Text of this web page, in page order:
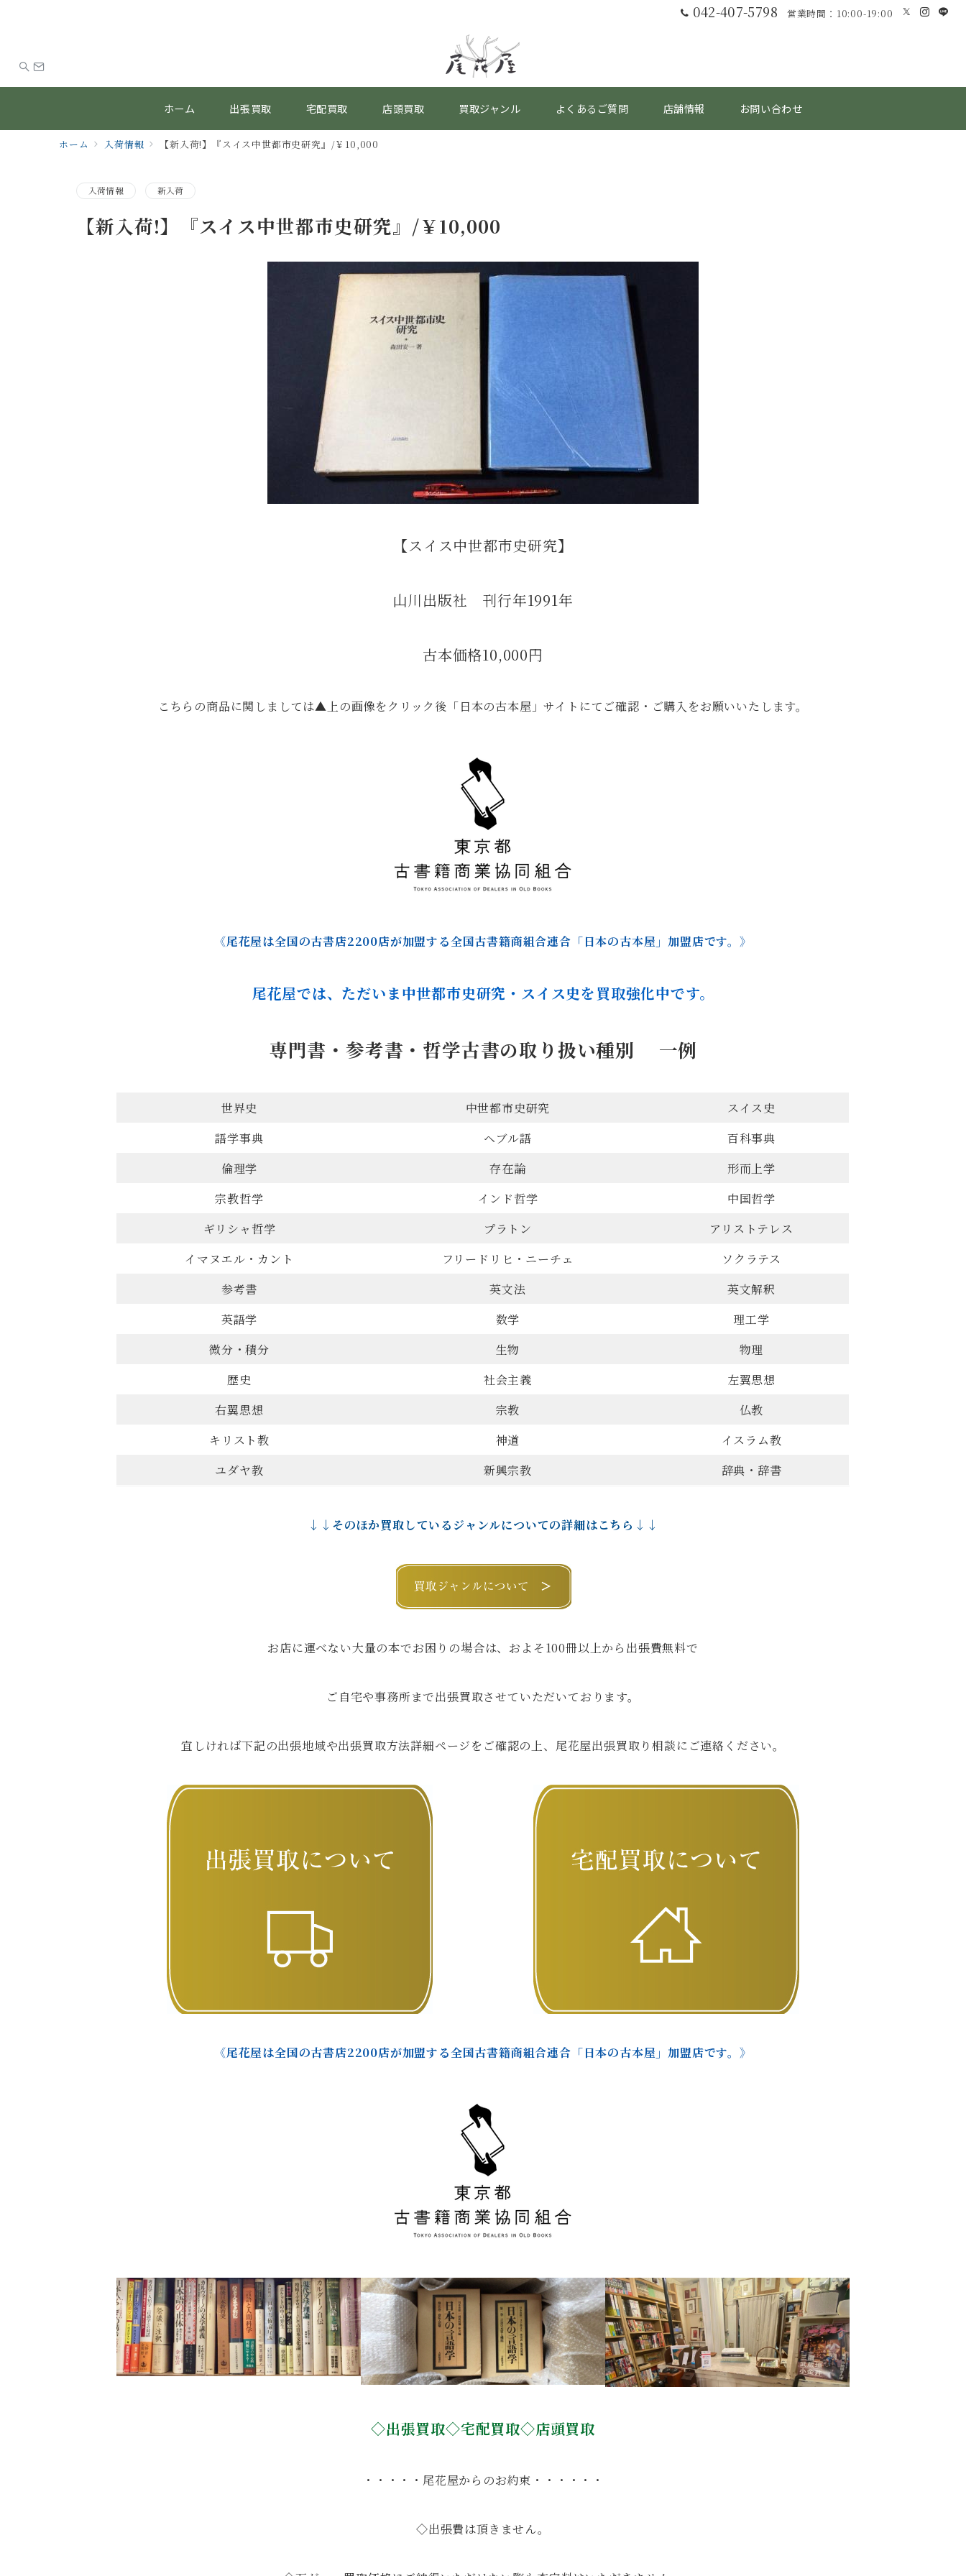
042-407-5798 営業時間：10:00-19:00
ホーム 出張買取 宅配買取 店頭買取 買取ジャンル よくあるご質問 店舗情報 お問い合わせ
ホーム 入荷情報 【新入荷!】『スイス中世都市史研究』/￥10,000
入荷情報 新入荷
【新入荷!】『スイス中世都市史研究』/￥10,000
【スイス中世都市史研究】
山川出版社 刊行年1991年
古本価格10,000円
こちらの商品に関しましては▲上の画像をクリック後「日本の古本屋」サイトにてご確認・ご購入をお願いいたします。
《尾花屋は全国の古書店2200店が加盟する全国古書籍商組合連合「日本の古本屋」加盟店です。》
尾花屋では、ただいま中世都市史研究・スイス史を買取強化中です。
専門書・参考書・哲学古書の取り扱い種別 一例
世界史 中世都市史研究
スイス史
語学事典
ヘブル語
百科事典
倫理学
存在論
形而上学
宗教哲学
インド哲学
中国哲学
ギリシャ哲学
プラトン
アリストテレス
イマヌエル・カント
フリードリヒ・ニーチェ
ソクラテス
参考書
英文法
英文解釈
英語学
数学
理工学
微分・積分
生物
物理
歴史
社会主義
左翼思想
右翼思想
宗教
仏教
キリスト教
神道
イスラム教
ユダヤ教
新興宗教 辞典・辞書
↓↓そのほか買取しているジャンルについての詳細はこちら↓↓
お店に運べない大量の本でお困りの場合は、およそ100冊以上から出張費無料で
ご自宅や事務所まで出張買取させていただいております。
宜しければ下記の出張地域や出張買取方法詳細ページをご確認の上、尾花屋出張買取り相談にご連絡ください。
《尾花屋は全国の古書店2200店が加盟する全国古書籍商組合連合「日本の古本屋」加盟店です。》
◇出張買取◇宅配買取◇店頭買取
・・・・・尾花屋からのお約束・・・・・・
◇出張費は頂きません。